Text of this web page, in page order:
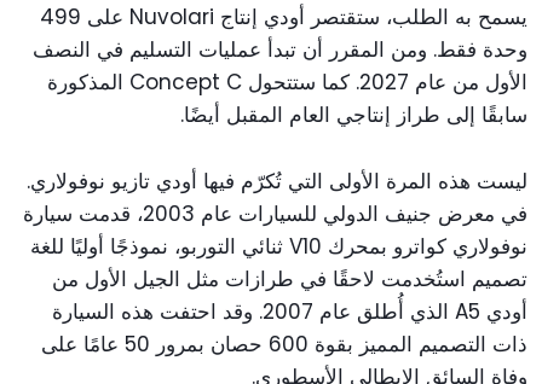
يسمح به الطلب، ستقتصر أودي إنتاج Nuvolari على 499
وحدة فقط. ومن المقرر أن تبدأ عمليات التسليم في النصف
الأول من عام 2027. كما ستتحول Concept C المذكورة
سابقًا إلى طراز إنتاجي العام المقبل أيضًا.
ليست هذه المرة الأولى التي تُكرّم فيها أودي تازيو نوفولاري.
في معرض جنيف الدولي للسيارات عام 2003، قدمت سيارة
نوفولاري كواترو بمحرك V10 ثنائي التوربو، نموذجًا أوليًا للغة
تصميم استُخدمت لاحقًا في طرازات مثل الجيل الأول من
أودي A5 الذي أُطلق عام 2007. وقد احتفت هذه السيارة
ذات التصميم المميز بقوة 600 حصان بمرور 50 عامًا على
وفاة السائق الإيطالي الأسطوري.